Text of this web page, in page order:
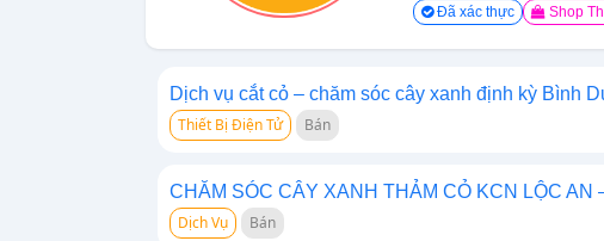
Đã xác thực Shop
Dịch vụ cắt cỏ – chăm sóc cây xanh định kỳ Bình
Thiết Bị Điện Tử Bán
CHĂM SÓC CÂY XANH THẢM CỎ KCN LỘC
Dịch Vụ Bán